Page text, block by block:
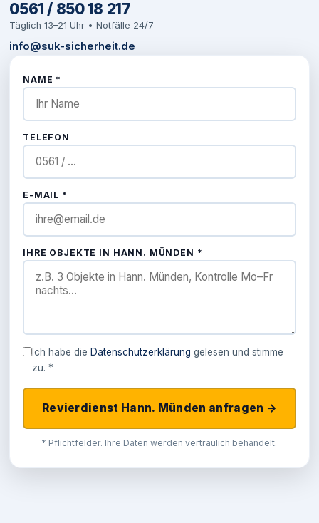
0561 / 850 18 217
Täglich 13–21 Uhr • Notfälle 24/7
info@suk-sicherheit.de
NAME *
TELEFON
E-MAIL *
IHRE OBJEKTE IN HANN. MÜNDEN *
Ich habe die Datenschutzerklärung gelesen und stimme
zu. *
Revierdienst Hann. Münden anfragen →
* Pflichtfelder. Ihre Daten werden vertraulich behandelt.